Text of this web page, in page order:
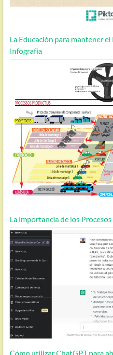
La Educación para mantener
Infografía
La importancia de los
Cómo utilizar ChatGPT para